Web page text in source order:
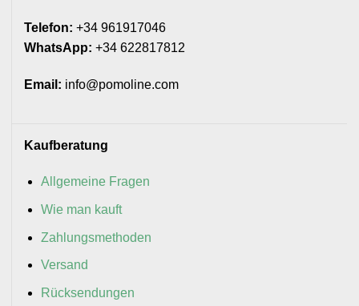
Telefon: +34 961917046
WhatsApp: +34 622817812
Email: info@pomoline.com
Kaufberatung
Allgemeine Fragen
Wie man kauft
Zahlungsmethoden
Versand
Rücksendungen